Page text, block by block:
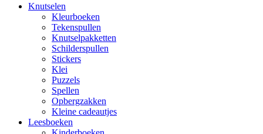
Knutselen
Kleurboeken
Tekenspullen
Knutselpakketten
Schilderspullen
Stickers
Klei
Puzzels
Spellen
Opbergzakken
Kleine cadeautjes
Leesboeken